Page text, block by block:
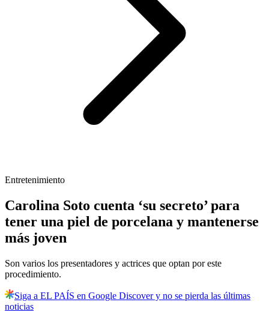
Entretenimiento
Carolina Soto cuenta ‘su secreto’ para
tener una piel de porcelana y mantenerse
más joven
Son varios los presentadores y actrices que optan por este
procedimiento.
Siga a EL PAÍS en Google Discover y no se pierda las últimas
noticias